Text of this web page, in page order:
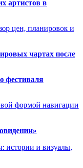
артистов в
цен, планировок и
чартах после
фестиваля
формой навигации
истории и визуалы,